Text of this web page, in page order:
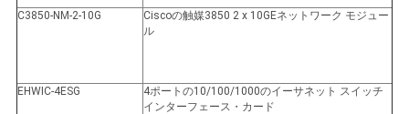
C3850-NM-2-10G
Ciscoの触媒3850 2 x 10GEネットワーク モジュー
ル
EHWIC-4ESG
4ポートの10/100/1000のイーサネット スイッチ
インターフェース・カード